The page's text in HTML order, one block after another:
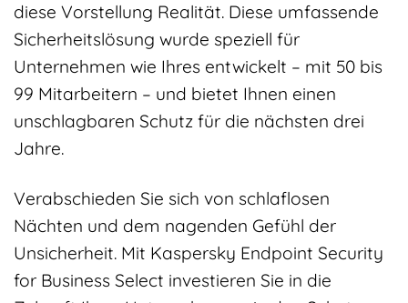
diese Vorstellung Realität. Diese umfassende
Sicherheitslösung wurde speziell für
Unternehmen wie Ihres entwickelt – mit 50 bis
99 Mitarbeitern – und bietet Ihnen einen
unschlagbaren Schutz für die nächsten drei
Jahre.
Verabschieden Sie sich von schlaflosen
Nächten und dem nagenden Gefühl der
Unsicherheit. Mit Kaspersky Endpoint Security
for Business Select investieren Sie in die